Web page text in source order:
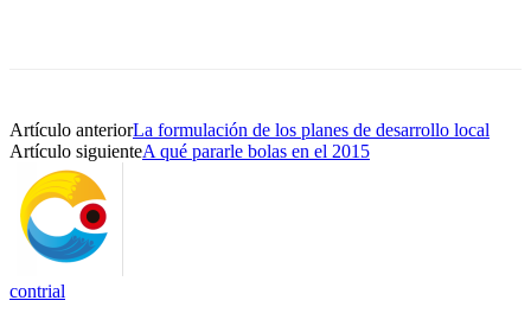
Artículo anteriorLa formulación de los planes de desarrollo local
Artículo siguienteA qué pararle bolas en el 2015
contrial